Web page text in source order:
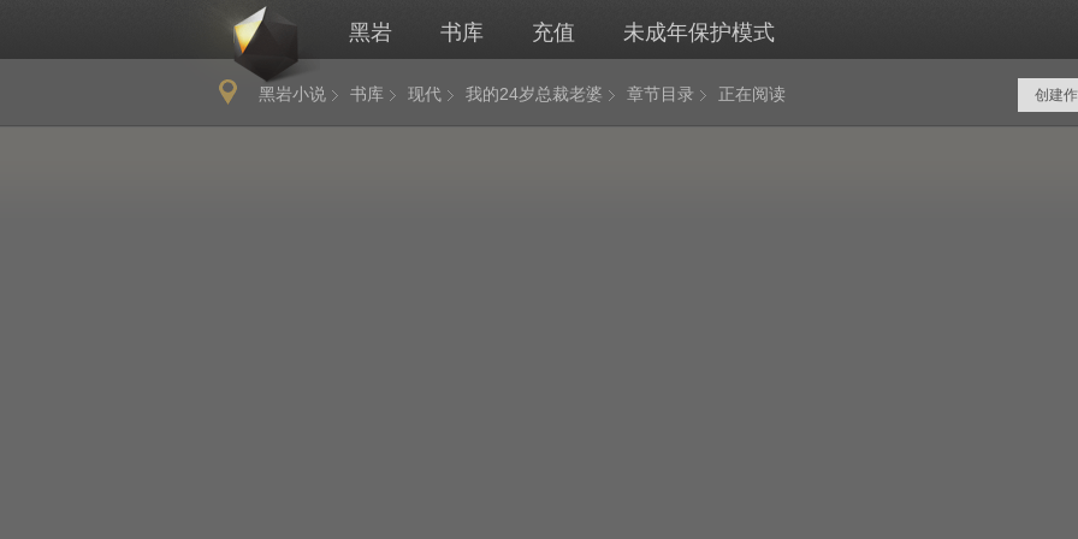
黑岩 书库 充值 未成年保护模式
黑岩小说 书库 现代 我的24岁总裁老婆 章节目录 正在阅读 创建